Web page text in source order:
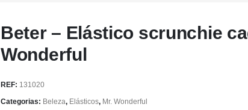
Beter – Elástico scrunchie
Wonderful
REF: 131020
Categorias: Beleza, Elásticos, Mr. Wonderful